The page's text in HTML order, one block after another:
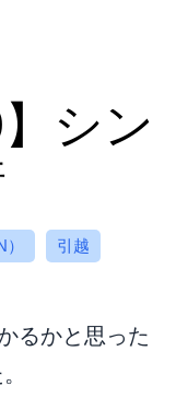
シン
引越
るかと思った